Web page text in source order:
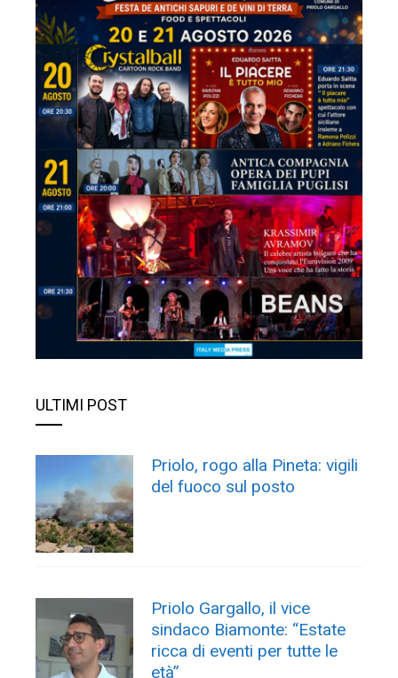
ULTIMI POST
Priolo, rogo alla Pineta: vigili
del fuoco sul posto
Priolo Gargallo, il vice
sindaco Biamonte: “Estate
ricca di eventi per tutte le
età”